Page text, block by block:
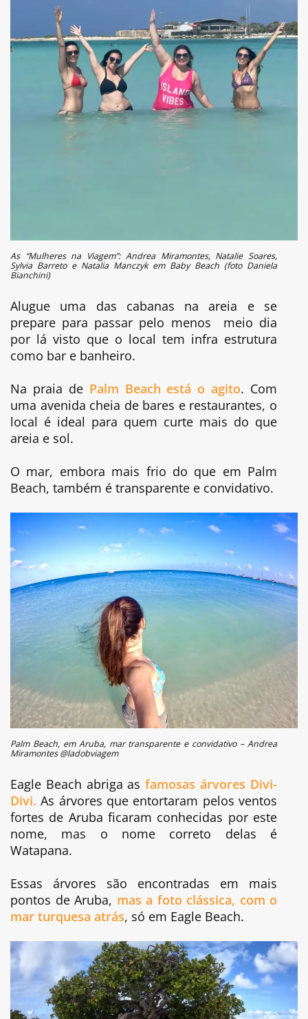
As “Mulheres na Viagem”: Andrea Miramontes, Natalie Soares,
Sylvia Barreto e Natalia Manczyk em Baby Beach (foto Daniela
Bianchini)
Alugue uma das cabanas na areia e se
prepare para passar pelo menos meio dia
por lá visto que o local tem infra estrutura
como bar e banheiro.
Na praia de Palm Beach está o agito. Com
uma avenida cheia de bares e restaurantes, o
local é ideal para quem curte mais do que
areia e sol.
O mar, embora mais frio do que em Palm
Beach, também é transparente e convidativo.
Palm Beach, em Aruba, mar transparente e convidativo – Andrea
Miramontes @ladobviagem
Eagle Beach abriga as famosas árvores Divi-
Divi. As árvores que entortaram pelos ventos
fortes de Aruba ficaram conhecidas por este
nome, mas o nome correto delas é
Watapana.
Essas árvores são encontradas em mais
pontos de Aruba, mas a foto clássica, com o
mar turquesa atrás, só em Eagle Beach.